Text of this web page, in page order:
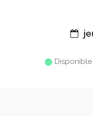
Disponible